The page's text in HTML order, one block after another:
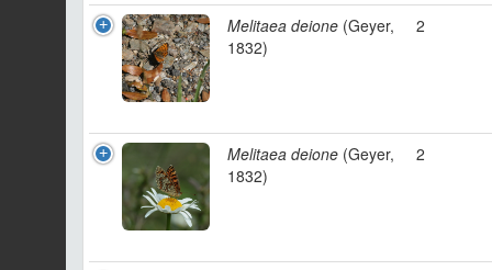
Melitaea deione (Geyer,
1832)
2
Melitaea deione (Geyer,
1832)
2